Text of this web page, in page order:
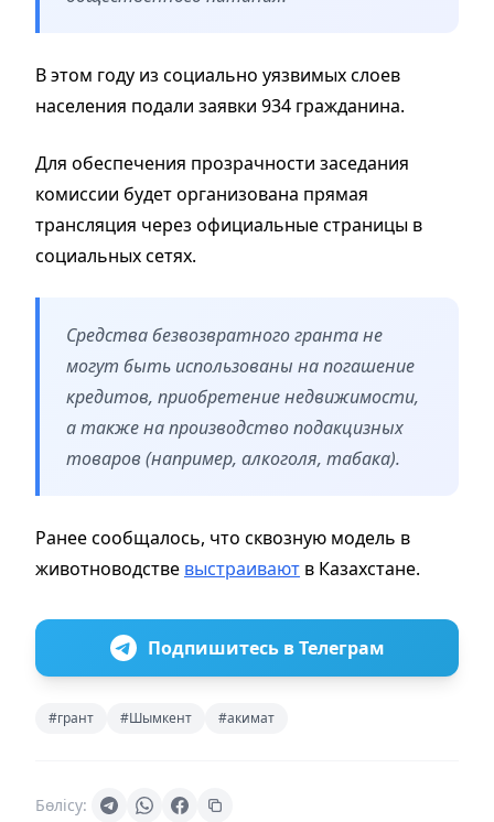
В этом году из социально уязвимых слоев
населения подали заявки 934 гражданина.
Для обеспечения прозрачности заседания
комиссии будет организована прямая
трансляция через официальные страницы в
социальных сетях.
Средства безвозвратного гранта не
могут быть использованы на погашение
кредитов, приобретение недвижимости,
а также на производство подакцизных
товаров (например, алкоголя, табака).
Ранее сообщалось, что сквозную модель в
животноводстве выстраивают в Казахстане.
Подпишитесь в Телеграм
#грант #Шымкент #акимат
Бөлісу: